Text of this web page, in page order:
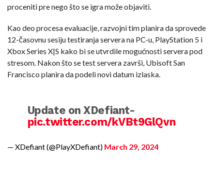
proceniti pre nego što se igra može objaviti.
Kao deo procesa evaluacije, razvojni tim planira da sprovede
12-časovnu sesiju testiranja servera na PC-u, PlayStation 5 i
Xbox Series X|S kako bi se utvrdile mogućnosti servera pod
stresom. Nakon što se test servera završi, Ubisoft San
Francisco planira da podeli novi datum izlaska.
Update on XDefiant-
pic.twitter.com/kVBt9GlQvn
— XDefiant (@PlayXDefiant) March 29, 2024